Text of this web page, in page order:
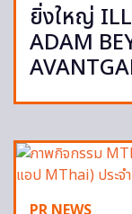
ยิ่งใหญ่
ADAM